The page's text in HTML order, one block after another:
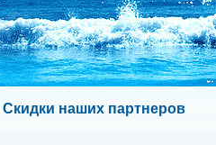
Скидки наших партнеров